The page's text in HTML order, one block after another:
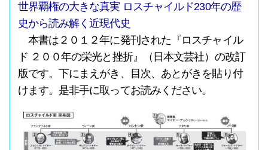
世界覇権の大きな真実 ロスチャイルド230年の歴
史から読み解く近現代史
本書は２０１２年に発刊された『ロスチャイル
ド ２００年の栄光と挫折』（日本文芸社）の改訂
版です。下にまえがき、目次、あとがきを貼り付
けます。是非手に取ってお読みください。